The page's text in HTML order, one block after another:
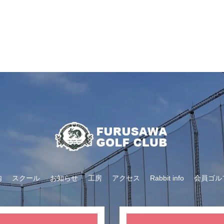
スクール お知らせ 工房 アクセス Rabbit info 会員ゴル